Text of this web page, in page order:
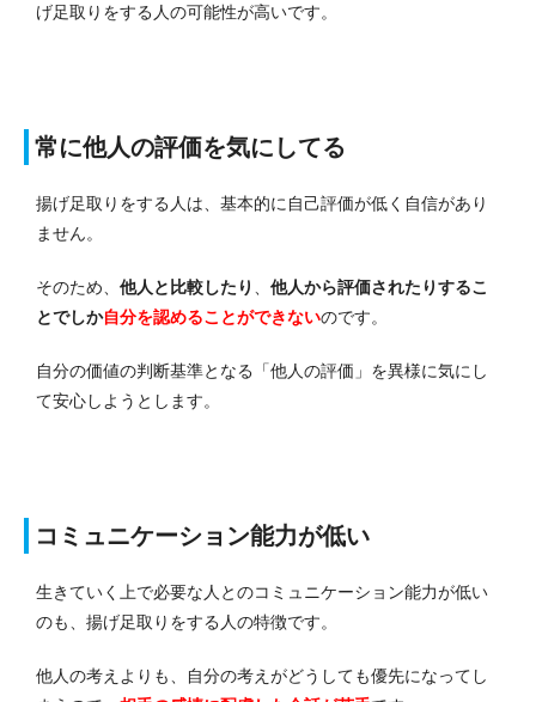
げ足取りをする人の可能性が高いです。
常に他人の評価を気にしてる
揚げ足取りをする人は、基本的に自己評価が低く自信があり
ません。
そのため、 他人と比較したり
他人から評価されたりするこ
とでしか自分を認めることができないのです。
自分の価値の判断基準となる「他人の評価」を異様に気にし
て安心しようとします。
コミュニケーション能力が低い
生きていく上で必要な人とのコミュニケーション能力が低い
のも、揚げ足取りをする人の特徴です。
他人の考えよりも、自分の考えがどうしても優先になってし